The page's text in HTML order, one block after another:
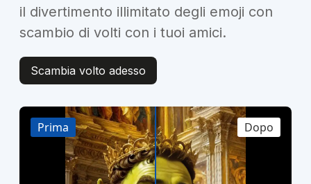
il divertimento illimitato degli emoji con
scambio di volti con i tuoi amici.
Scambia volto adesso
Dopo
Prima